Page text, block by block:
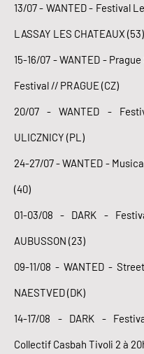
13/07 - WANTED - Festival
LASSAY LES CHATEAUX (53)
15-16/07 - WANTED -
Festival // PRAGUE (CZ)
20/07 - WANTED -
ULICZNICY (PL)
24-27/07 - WANTED -
(40)
01-03/08 - DARK -
AUBUSSON (23)
09-11/08 - WANTED -
NAESTVED (DK)
14-17/08 - DARK -
Collectif Casbah Tivoli 2 à